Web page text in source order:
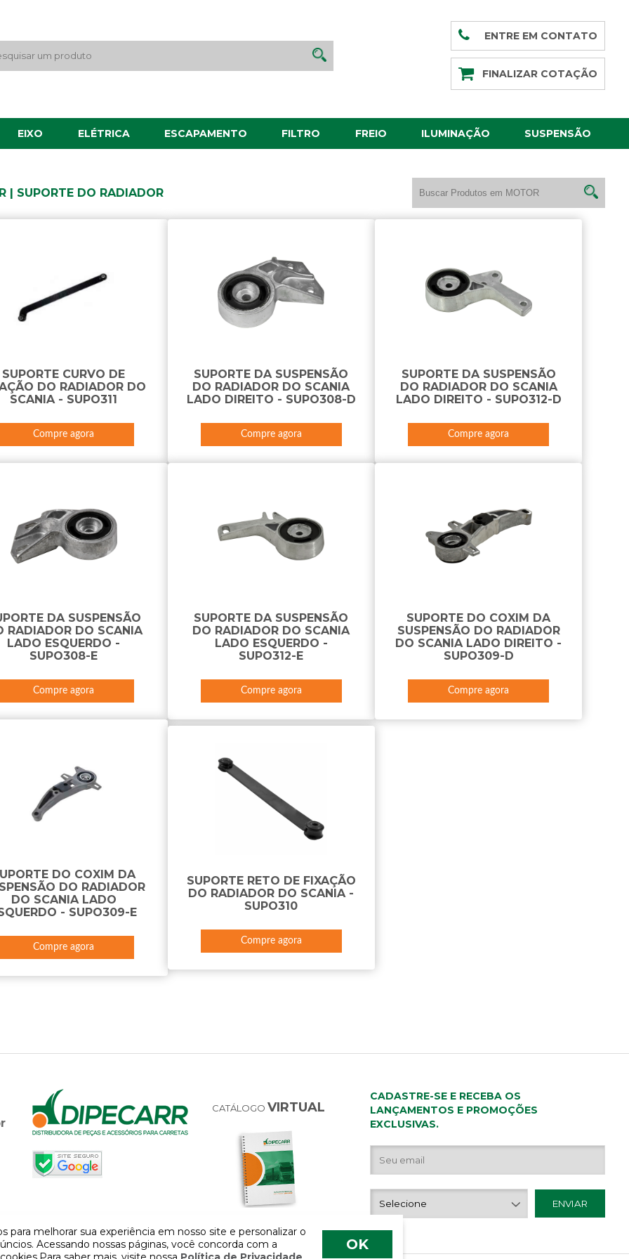
ENTRE EM CONTATO
FINALIZAR COTAÇÃO
EIXO ELÉTRICA ESCAPAMENTO FILTRO FREIO ILUMINAÇÃO SUSPENSÃO
| SUPORTE DO RADIADOR
SUPORTE CURVO DE
DO RADIADOR DO
SCANIA - SUPO311
Compre agora
SUPORTE DA SUSPENSÃO
DO RADIADOR DO SCANIA
LADO DIREITO - SUPO308-D
Compre agora
SUPORTE DA SUSPENSÃO
DO RADIADOR DO SCANIA
LADO DIREITO - SUPO312-D
Compre agora
DA SUSPENSÃO
RADIADOR DO SCANIA
LADO ESQUERDO -
SUPO308-E
Compre agora
SUPORTE DA SUSPENSÃO
DO RADIADOR DO SCANIA
LADO ESQUERDO -
SUPO312-E
Compre agora
SUPORTE DO COXIM DA
SUSPENSÃO DO RADIADOR
DO SCANIA LADO DIREITO -
SUPO309-D
Compre agora
DO COXIM DA
DO RADIADOR
DO SCANIA LADO
- SUPO309-E
Compre agora
SUPORTE RETO DE FIXAÇÃO
DO RADIADOR DO SCANIA -
SUPO310
Compre agora
CATÁLOGO VIRTUAL
CADASTRE-SE E RECEBA OS
LANÇAMENTOS E PROMOÇÕES
EXCLUSIVAS.
para melhorar sua experiência em nosso site e personalizar o
Acessando nossas páginas, você concorda com a
OK